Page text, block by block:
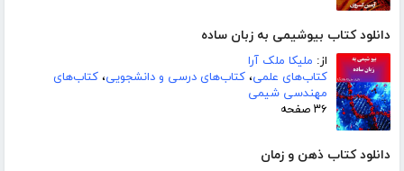
دانلود کتاب بیوشیمی به زبان ساده
از: ملیکا ملک آرا
کتاب‌های علمی، کتاب‌های درسی و دانشجویی، کتاب‌های
مهندسی شیمی
۳۶ صفحه
دانلود کتاب ذهن و زمان